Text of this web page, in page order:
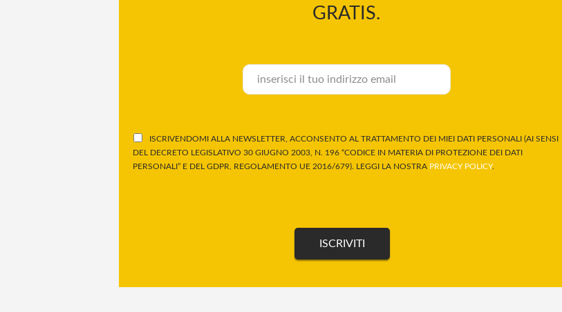
GRATIS.
ISCRIVENDOMI ALLA NEWSLETTER, ACCONSENTO AL TRATTAMENTO DEI MIEI DATI PERSONALI (AI SENSI
DEL DECRETO LEGISLATIVO 30 GIUGNO 2003, N. 196 “CODICE IN MATERIA DI PROTEZIONE DEI DATI
PERSONALI” E DEL GDPR, REGOLAMENTO UE 2016/679). LEGGI LA NOSTRA PRIVACY POLICY.